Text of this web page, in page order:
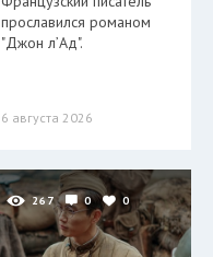
прославился романом
"Джон л’Ад".
6 августа 2026
267 0 0